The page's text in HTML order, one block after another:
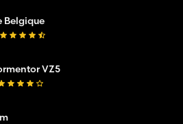
Belgique
VZ5